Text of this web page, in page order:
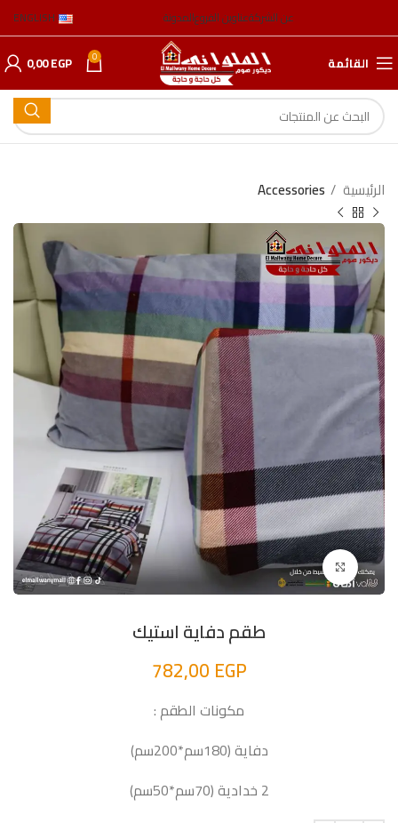
عن الشركةعناوين الفروعالمدونة ENGLISH
القائمة 0
0,00EGP
الرئيسية Accessories
اضغط للتكبير
طقم دفاية استيك
782,00 EGP
مكونات الطقم :
دفاية (180سم*200سم)
2 خدادية (70سم*50سم)